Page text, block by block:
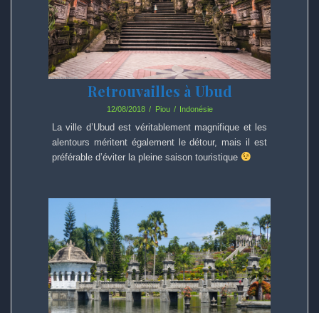
Retrouvailles à Ubud
12/08/2018 Piou Indonésie
La ville d’Ubud est véritablement magnifique et les
alentours méritent également le détour, mais il est
préférable d’éviter la pleine saison touristique